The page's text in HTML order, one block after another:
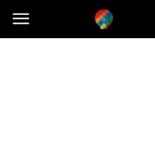
Projektsukces.pl